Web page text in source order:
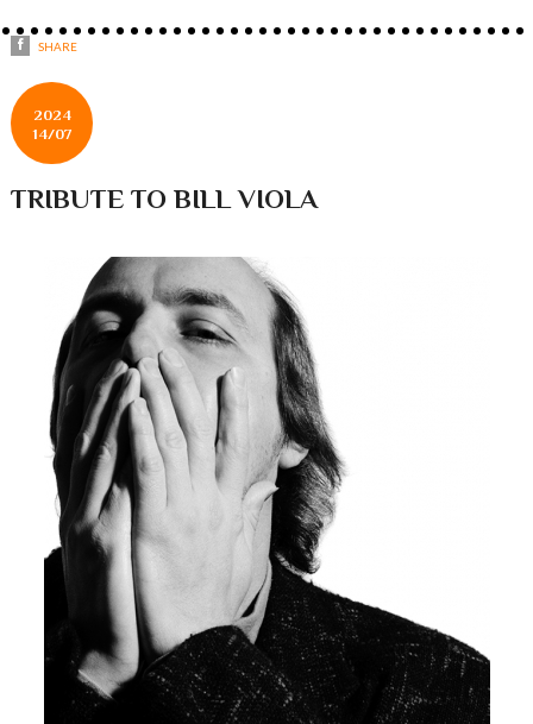
SHARE
2024
14/07
TRIBUTE TO BILL VIOLA